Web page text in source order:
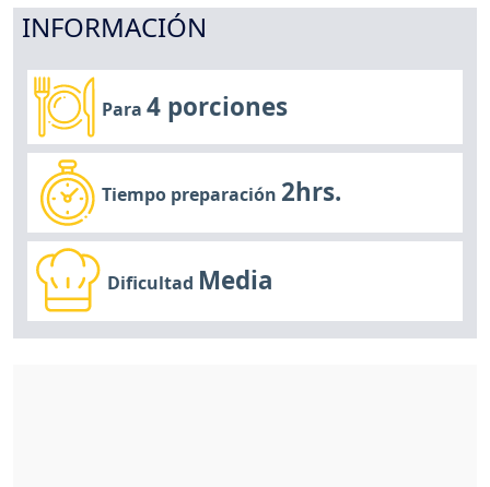
INFORMACIÓN
Para4 porciones
Tiempo preparación 2hrs.
Dificultad Media